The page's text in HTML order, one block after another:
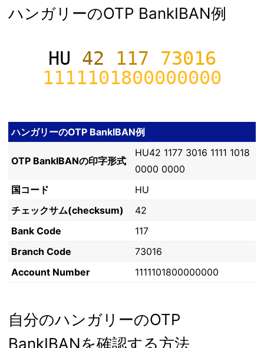
ハンガリーのOTP BankIBAN例
HU 42 117
73016
1111101800000000
ハンガリーのOTP BankIBAN例
OTP BankIBANの印字形式
HU42 1177 3016 1111 1018
0000 0000
国コード
HU
チェックサム(checksum)
42
Bank Code
117
Branch Code
73016
Account Number
1111101800000000
自分のハンガリーのOTP
BankIBANを確認する方法